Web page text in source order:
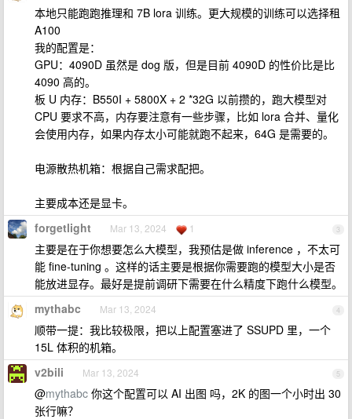
本地只能跑跑推理和 7B lora 训练。更大规模的训练可以选择租
A100
我的配置是：
GPU：4090D 虽然是 dog 版，但是目前 4090D 的性价比是比
4090 高的。
板 U 内存：B550I + 5800X + 2 *32G 以前攒的，跑大模型对
CPU 要求不高，内存要注意有一些步骤，比如 lora 合并、量化
会使用内存，如果内存太小可能就跑不起来，64G 是需要的。
电源散热机箱：根据自己需求配把。
主要成本还是显卡。
3
forgetlight Mar 13, 2024 1
主要是在于你想要怎么大模型，我预估是做 inference ，不太可
能 fine-tuning 。这样的话主要是根据你需要跑的模型大小是否
能放进显存。最好是提前调研下需要在什么精度下跑什么模型。
4
mythabc Mar 13, 2024
顺带一提：我比较极限，把以上配置塞进了 SSUPD 里，一个
15L 体积的机箱。
5
v2bili Mar 13, 2024
@mythabc 你这个配置可以 AI 出图 吗，2K 的图一个小时出 30
张行嘛？